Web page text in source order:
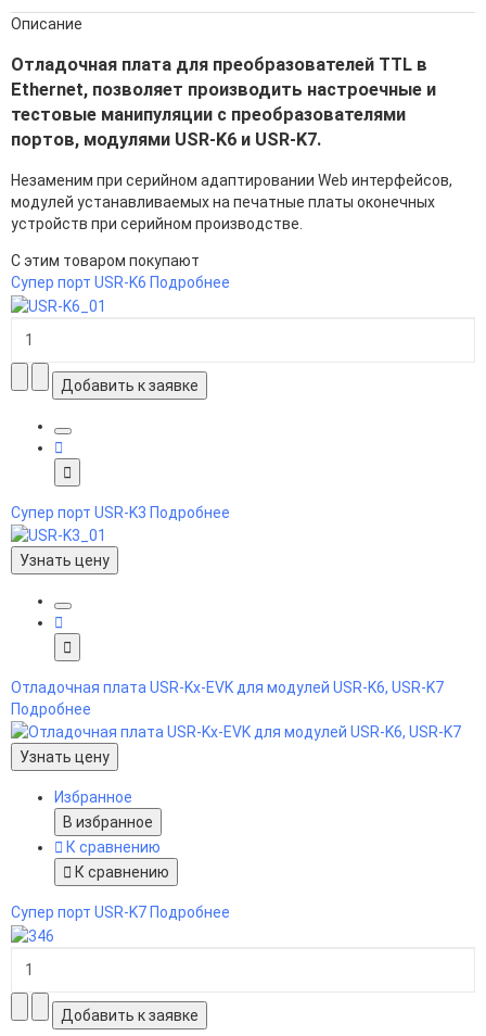
Описание
Отладочная плата для преобразователей TTL в
Ethernet, позволяет производить настроечные и
тестовые манипуляции с преобразователями
портов, модулями USR-K6 и USR-K7.
Незаменим при серийном адаптировании Web интерфейсов,
модулей устанавливаемых на печатные платы оконечных
устройств при серийном производстве.
С этим товаром покупают
Супер порт USR-K6 Подробнее
Супер порт USR-K3 Подробнее
Узнать цену
Отладочная плата USR-Kx-EVK для модулей USR-K6, USR-K7
Подробнее
Узнать цену
Избранное
В избранное
К сравнению
К сравнению
Супер порт USR-K7 Подробнее